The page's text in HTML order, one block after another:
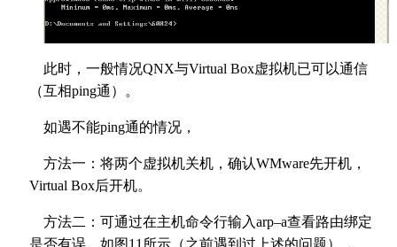
此时，一般情况QNX与Virtual Box虚拟机已可以通信
（互相ping通）。
如遇不能ping通的情况，
方法一：将两个虚拟机关机，确认WMware先开机，
Virtual Box后开机。
方法二：可通过在主机命令行输入arp–a查看路由绑定
是否有误。如图11所示（之前遇到过上述的问题），